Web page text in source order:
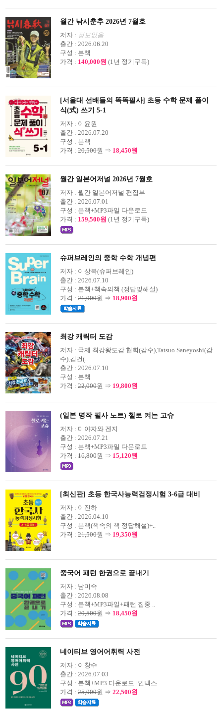
월간 낚시춘추 2026년 7월호
저자 : 정보없음
출간 : 2026.06.20
구성 : 본책
가격 : 140,000원 (1년 정기구독)
[서울대 선배들의 똑똑필사] 초등 수학 문제 풀이
식(式) 쓰기 5-1
저자 : 이윤원
출간 : 2026.07.20
구성 : 본책
가격 : 20,500원 ⇒ 18,450원
월간 일본어저널 2026년 7월호
저자 : 월간 일본어저널 편집부
출간 : 2026.07.01
구성 : 본책+MP3파일 다운로드
가격 : 159,500원 (1년 정기구독)
슈퍼브레인의 중학 수학 개념편
저자 : 이상복(슈퍼브레인)
출간 : 2026.07.10
구성 : 본책+책속의책 (정답및해설)
가격 : 21,000원 ⇒ 18,900원
최강 캐릭터 도감
저자 : 국제 최강왕도감 협회(감수),Tatsuo Saneyoshi(감
수),김건(..
출간 : 2026.07.10
구성 : 본책
가격 : 22,000원 ⇒ 19,800원
(일본 명작 필사 노트) 첼로 켜는 고슈
저자 : 미야자와 겐지
출간 : 2026.07.21
구성 : 본책+MP3파일 다운로드
가격 : 16,800원 ⇒ 15,120원
[최신판] 초등 한국사능력검정시험 3-6급 대비
저자 : 이진하
출간 : 2026.04.10
구성 : 본책(책속의 책 정답해설)+..
가격 : 21,500원 ⇒ 19,350원
중국어 패턴 한권으로 끝내기
저자 : 남미숙
출간 : 2026.08.08
구성 : 본책+MP3파일+패턴 집중 ..
가격 : 20,500원 ⇒ 18,450원
네이티브 영어어휘력 사전
저자 : 이창수
출간 : 2026.07.03
구성 : 본책+MP3 다운로드+인덱스..
가격 : 25,000원 ⇒ 22,500원